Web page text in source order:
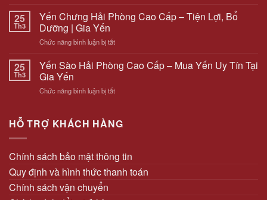
Dụng
Sạch
Hải
Dụng
Yến
–
Trắng”
Số
Bồi
Khỏe
Đẹp
25
Th3
Yến Chưng Hải Phòng Cao Cấp – Tiện Lợi, Bổ
Dưỡng | Gia Yến
Chức năng bình luận bị tắtở
Chưng
Hải
Cao
Tiện
Dưỡng
|
Gia
25
Th3
Yến Sào Hải Phòng Cao Cấp – Mua Yến Uy Tín Tại
Gia Yến
Chức năng bình luận bị tắtở
Hải
Phòng
–
Mua
HỖ TRỢ KHÁCH HÀNG
Chính sách bảo mật thông tin
Quy định và hình thức thanh toán
Chính sách vận chuyển